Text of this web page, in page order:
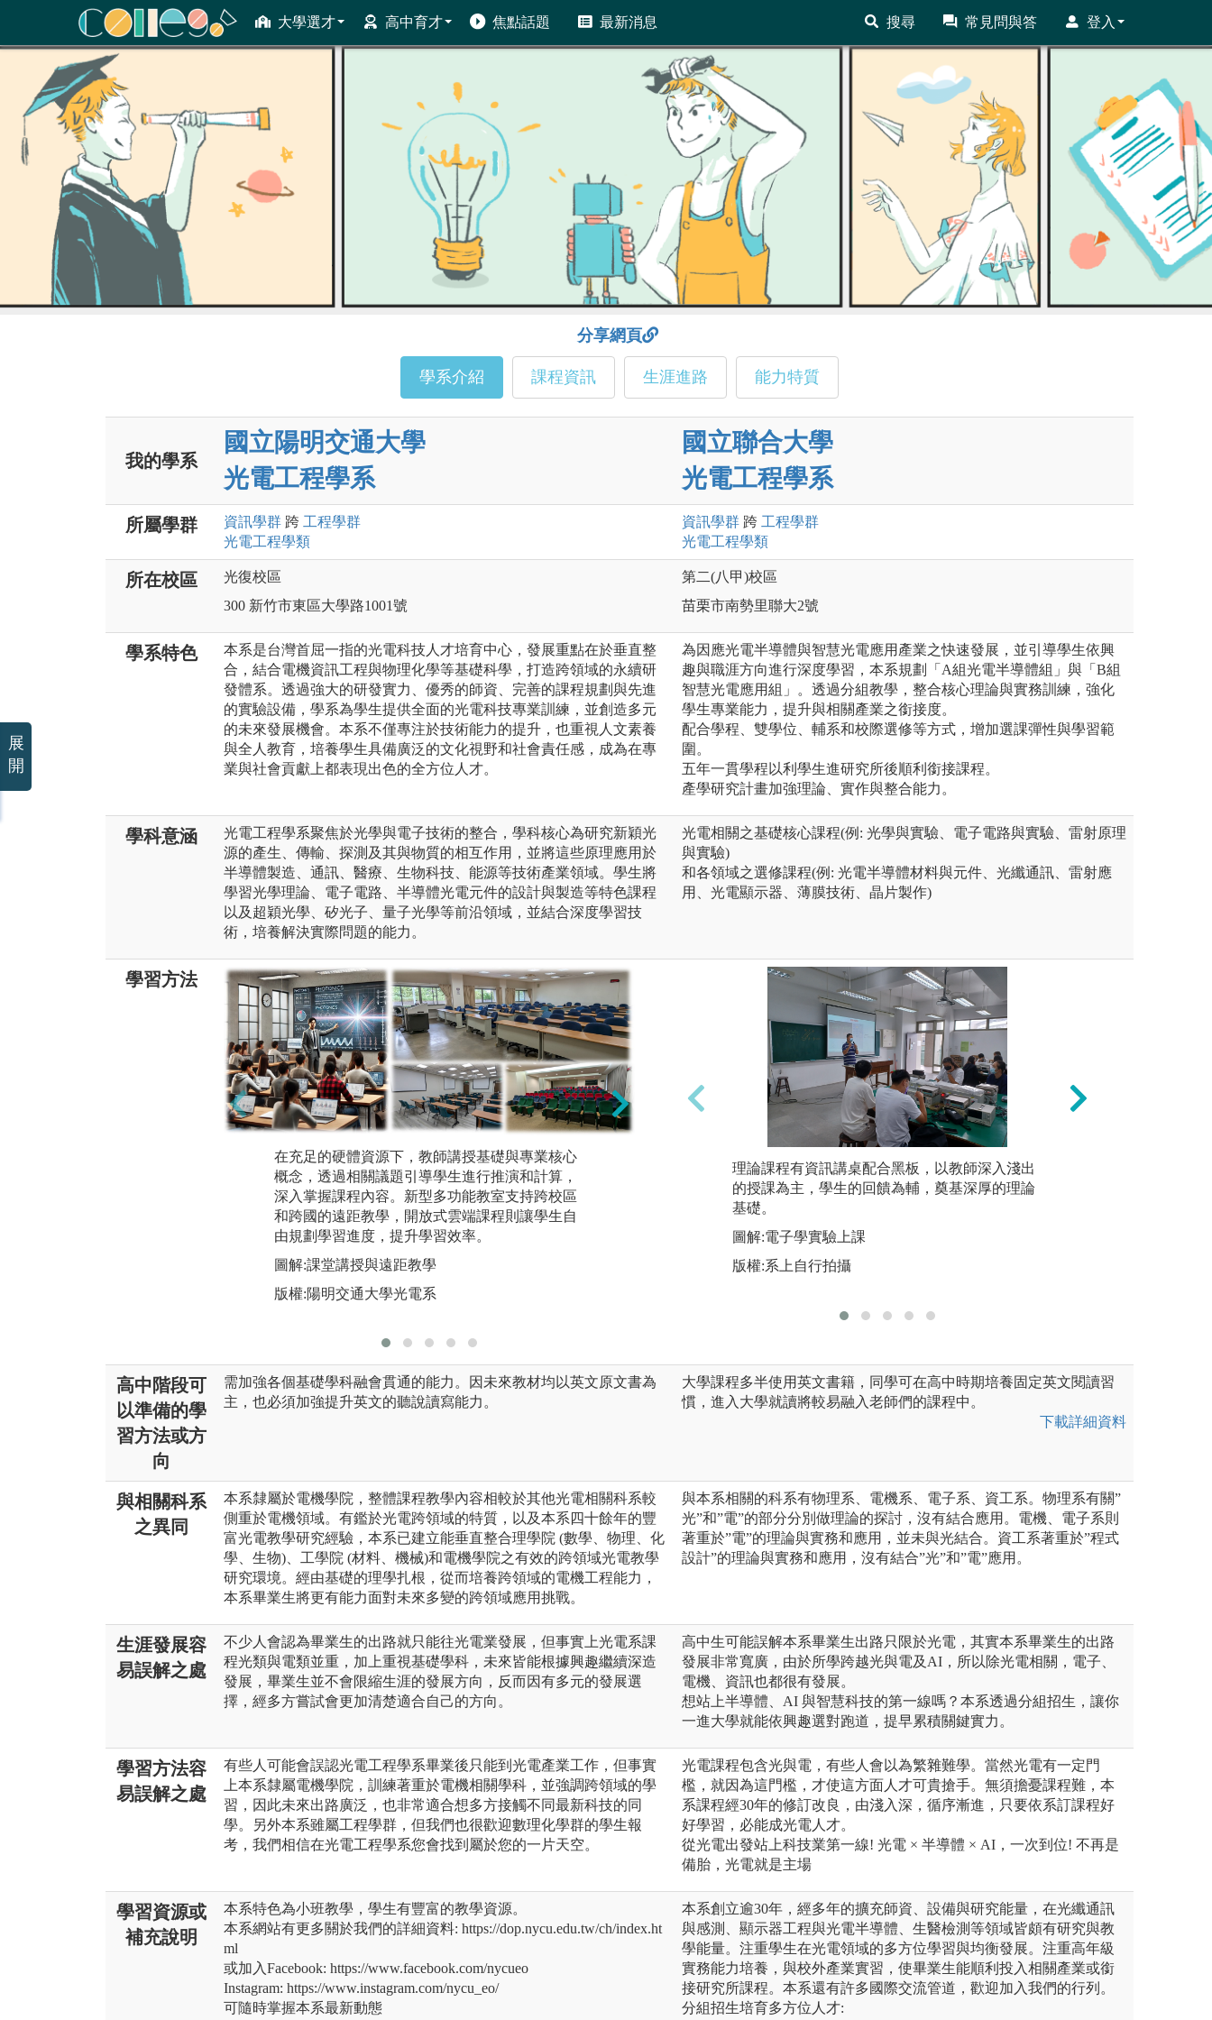
大學選才 高中育才 焦點話題 最新消息 搜尋 常見問與答 登入
ColleGo! 大學選才與高中育才輔助系統
分享網頁
學系介紹 課程資訊 生涯進路 能力特質
我的學系
國立陽明交通大學
光電工程學系
國立聯合大學
光電工程學系
所屬學群 資訊學群 跨 工程學群
光電工程學類
資訊學群 跨 工程學群
光電工程學類
所在校區
光復校區
300 新竹市東區大學路1001號
第二(八甲)校區
苗栗市南勢里聯大2號
學系特色
本系是台灣首屈一指的光電科技人才培育中心，發展重點在於垂直整
合，結合電機資訊工程與物理化學等基礎科學，打造跨領域的永續研
發體系。透過強大的研發實力、優秀的師資、完善的課程規劃與先進
的實驗設備，學系為學生提供全面的光電科技專業訓練，並創造多元
的未來發展機會。本系不僅專注於技術能力的提升，也重視人文素養
與全人教育，培養學生具備廣泛的文化視野和社會責任感，成為在專
業與社會貢獻上都表現出色的全方位人才。
為因應光電半導體與智慧光電應用產業之快速發展，並引導學生依興
趣與職涯方向進行深度學習，本系規劃「A組光電半導體組」與「B組
智慧光電應用組」。透過分組教學，整合核心理論與實務訓練，強化
學生專業能力，提升與相關產業之銜接度。
配合學程、雙學位、輔系和校際選修等方式，增加選課彈性與學習範
圍。
五年一貫學程以利學生進研究所後順利銜接課程。
產學研究計畫加強理論、實作與整合能力。
學科意涵
光電工程學系聚焦於光學與電子技術的整合，學科核心為研究新穎光
源的產生、傳輸、探測及其與物質的相互作用，並將這些原理應用於
半導體製造、通訊、醫療、生物科技、能源等技術產業領域。學生將
學習光學理論、電子電路、半導體光電元件的設計與製造等特色課程
以及超穎光學、矽光子、量子光學等前沿領域，並結合深度學習技
術，培養解決實際問題的能力。
光電相關之基礎核心課程(例: 光學與實驗、電子電路與實驗、雷射原理
與實驗)
和各領域之選修課程(例: 光電半導體材料與元件、光纖通訊、雷射應
用、光電顯示器、薄膜技術、晶片製作)
學習方法
在充足的硬體資源下，教師講授基礎與專業核心
概念，透過相關議題引導學生進行推演和計算，
深入掌握課程內容。新型多功能教室支持跨校區
和跨國的遠距教學，開放式雲端課程則讓學生自
由規劃學習進度，提升學習效率。
圖解:課堂講授與遠距教學
版權:陽明交通大學光電系
系統規劃實驗課程，讓學生親自操作，驗證理論
中的光電現象。完成核心課程後，學生可針對特
定主題提出實驗方法並實際操作。透過團隊合
作，強化專業知識和溝通能力，並提出有效解決
版權:陽明交通大學光電系
理論課程有資訊講桌配合黑板，以教師深入淺出
的授課為主，學生的回饋為輔，奠基深厚的理論
基礎。
圖解:電子學實驗上課
版權:系上自行拍攝
高中階段可
以準備的學
習方法或方
向
需加強各個基礎學科融會貫通的能力。因未來教材均以英文原文書為
主，也必須加強提升英文的聽說讀寫能力。
大學課程多半使用英文書籍，同學可在高中時期培養固定英文閱讀習
慣，進入大學就讀將較易融入老師們的課程中。
下載詳細資料
與相關科系
之異同
本系隸屬於電機學院，整體課程教學內容相較於其他光電相關科系較
側重於電機領域。有鑑於光電跨領域的特質，以及本系四十餘年的豐
富光電教學研究經驗，本系已建立能垂直整合理學院 (數學、物理、化
學、生物)、工學院 (材料、機械)和電機學院之有效的跨領域光電教學
研究環境。經由基礎的理學扎根，從而培養跨領域的電機工程能力，
本系畢業生將更有能力面對未來多變的跨領域應用挑戰。
與本系相關的科系有物理系、電機系、電子系、資工系。物理系有關”
光”和”電”的部分分別做理論的探討，沒有結合應用。電機、電子系則
著重於”電”的理論與實務和應用，並未與光結合。資工系著重於”程式
設計”的理論與實務和應用，沒有結合”光”和”電”應用。
生涯發展容
易誤解之處
不少人會認為畢業生的出路就只能往光電業發展，但事實上光電系課
程光類與電類並重，加上重視基礎學科，未來皆能根據興趣繼續深造
發展，畢業生並不會限縮生涯的發展方向，反而因有多元的發展選
擇，經多方嘗試會更加清楚適合自己的方向。
高中生可能誤解本系畢業生出路只限於光電，其實本系畢業生的出路
發展非常寬廣，由於所學跨越光與電及AI，所以除光電相關，電子、
電機、資訊也都很有發展。
想站上半導體、AI 與智慧科技的第一線嗎？本系透過分組招生，讓你
一進大學就能依興趣選對跑道，提早累積關鍵實力。
學習方法容
易誤解之處
有些人可能會誤認光電工程學系畢業後只能到光電產業工作，但事實
上本系隸屬電機學院，訓練著重於電機相關學科，並強調跨領域的學
習，因此未來出路廣泛，也非常適合想多方接觸不同最新科技的同
學。另外本系雖屬工程學群，但我們也很歡迎數理化學群的學生報
考，我們相信在光電工程學系您會找到屬於您的一片天空。
光電課程包含光與電，有些人會以為繁雜難學。當然光電有一定門
檻，就因為這門檻，才使這方面人才可貴搶手。無須擔憂課程難，本
系課程經30年的修訂改良，由淺入深，循序漸進，只要依系訂課程好
好學習，必能成光電人才。
從光電出發站上科技業第一線! 光電 × 半導體 × AI，一次到位! 不再是
備胎，光電就是主場
學習資源或
補充說明
本系特色為小班教學，學生有豐富的教學資源。
本系網站有更多關於我們的詳細資料: https://dop.nycu.edu.tw/ch/index.ht
ml
或加入Facebook: https://www.facebook.com/nycueo
Instagram: https://www.instagram.com/nycu_eo/
可隨時掌握本系最新動態
本系創立逾30年，經多年的擴充師資、設備與研究能量，在光纖通訊
與感測、顯示器工程與光電半導體、生醫檢測等領域皆頗有研究與教
學能量。注重學生在光電領域的多方位學習與均衡發展。注重高年級
實務能力培養，與校外產業實習，使畢業生能順利投入相關產業或銜
接研究所課程。本系還有許多國際交流管道，歡迎加入我們的行列。
分組招生培育多方位人才:
展
開